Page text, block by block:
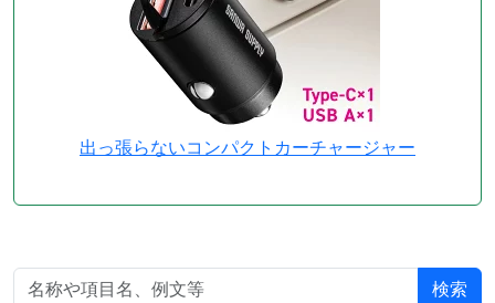
出っ張らないコンパクトカーチャージャー
検索